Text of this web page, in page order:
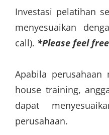
Investasi pelatihan
menyesuaikan
call). *Please feel
Apabila perusahaan
house training,
dapat
perusahaan.